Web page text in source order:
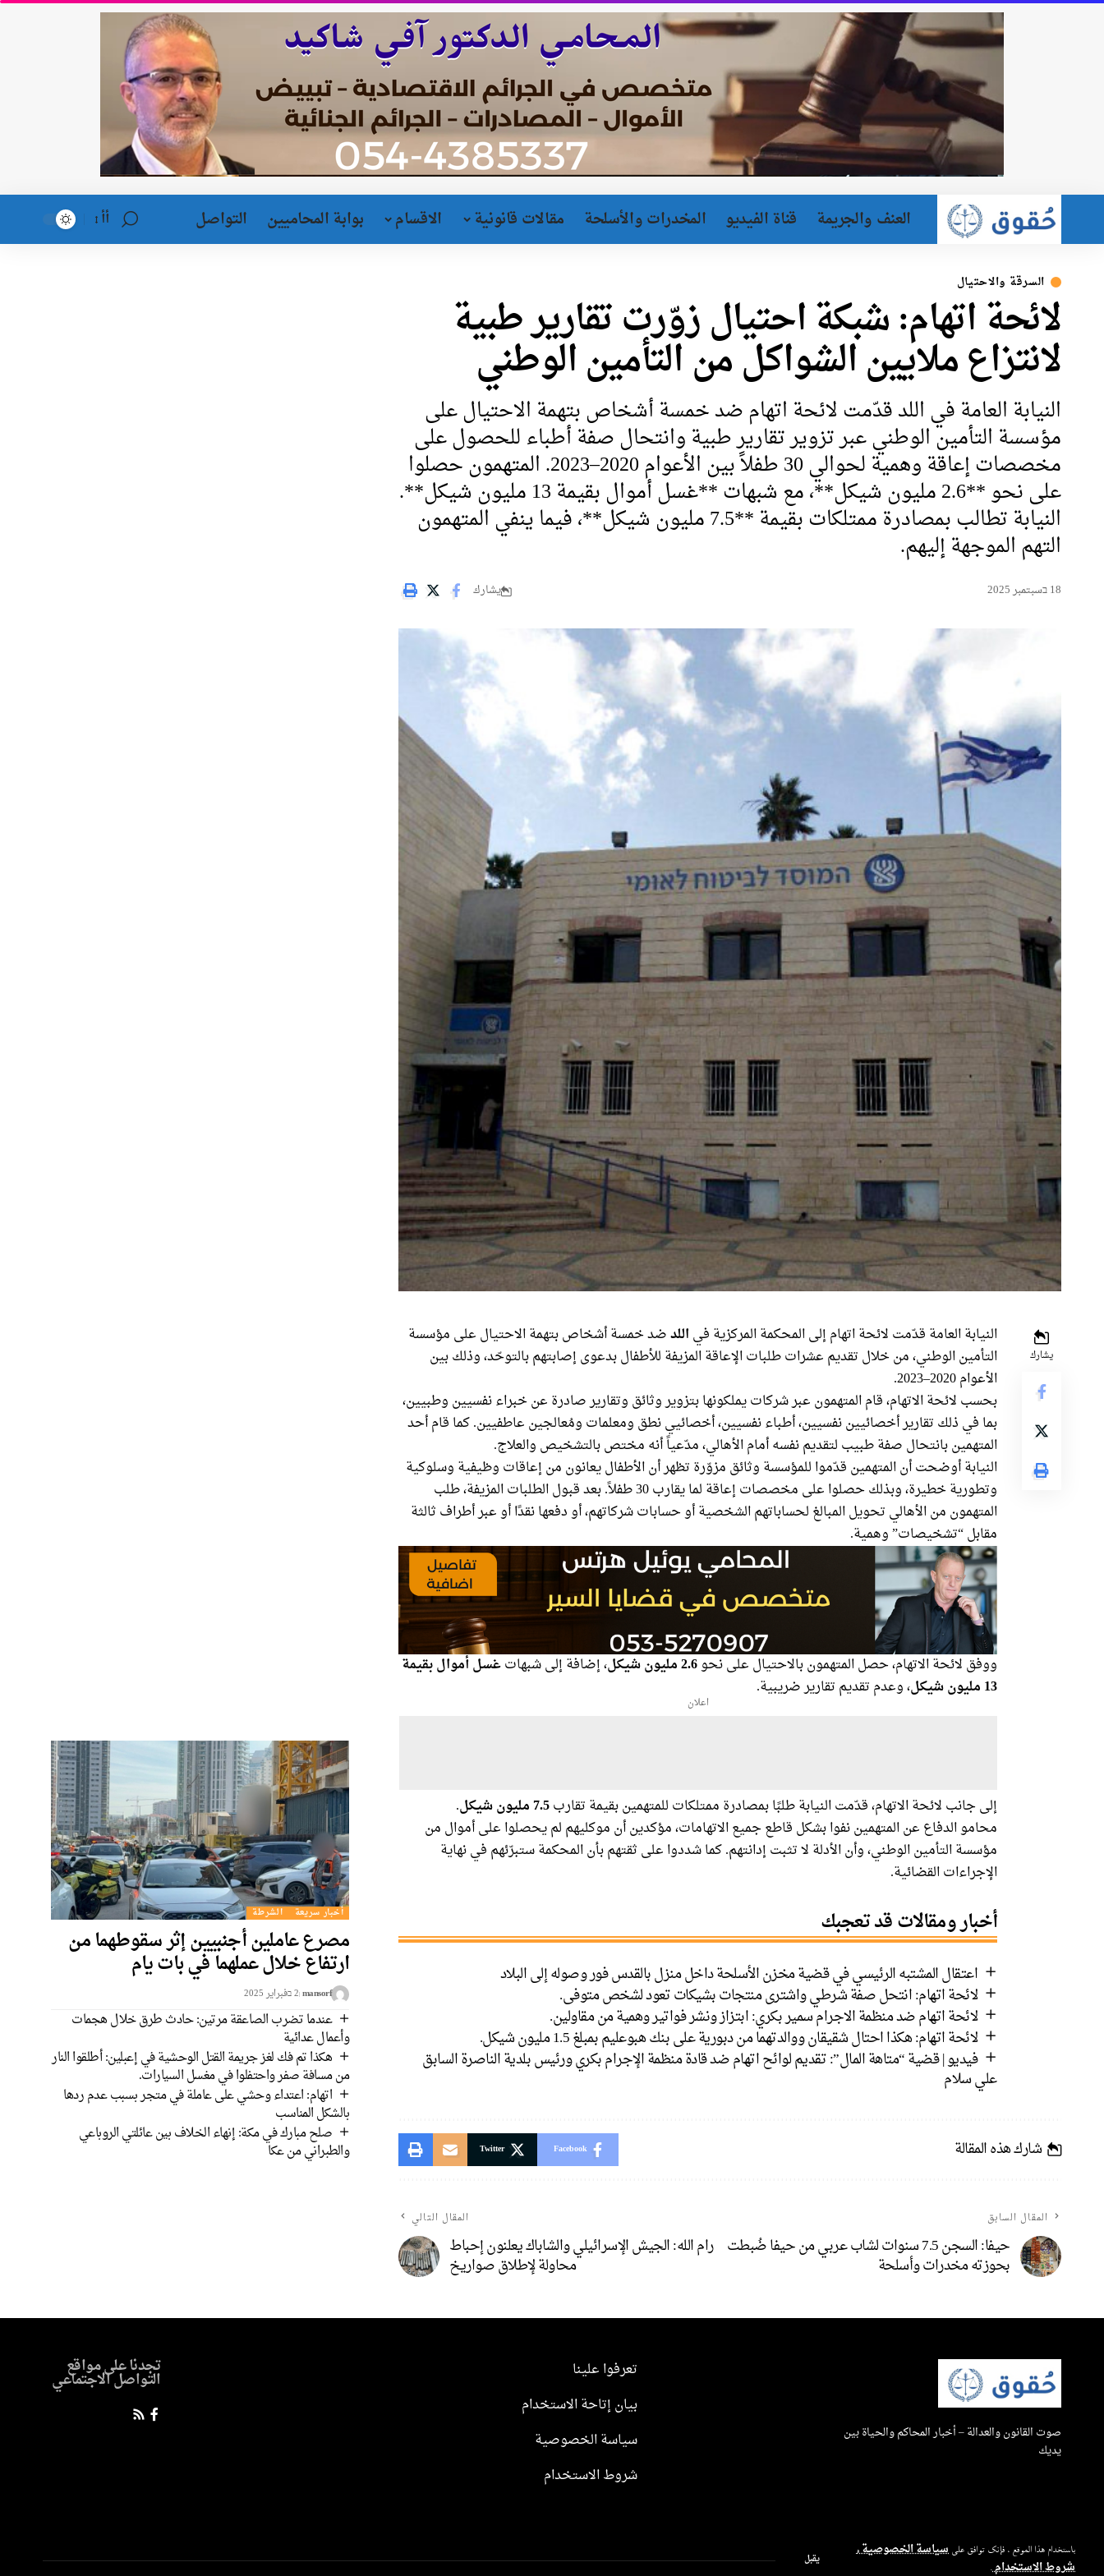
باستخدام هذا الموقع ، فإنك توافق على سياسة الخصوصيةو
شروط الاستخدام.
يقبل
العنف والجريمة قناة الفيديو المخدرات والأسلحة مقالات قانونية الاقسام بوابة المحاميين التواصل أأ
السرقة والاحتيال
لائحة اتهام: شبكة احتيال زوّرت تقارير طبية
لانتزاع ملايين الشواكل من التأمين الوطني
النيابة العامة في اللد قدّمت لائحة اتهام ضد خمسة أشخاص بتهمة الاحتيال على
مؤسسة التأمين الوطني عبر تزوير تقارير طبية وانتحال صفة أطباء للحصول على
مخصصات إعاقة وهمية لحوالي 30 طفلاً بين الأعوام 2020–2023. المتهمون حصلوا
على نحو **2.6 مليون شيكل**، مع شبهات **غسل أموال بقيمة 13 مليون شيكل**.
النيابة تطالب بمصادرة ممتلكات بقيمة **7.5 مليون شيكل**، فيما ينفي المتهمون
التهم الموجهة إليهم.
18 בسبتمبر 2025 يشارك
يشارك
النيابة العامة قدّمت لائحة اتهام إلى المحكمة المركزية في اللدضد خمسة أشخاص بتهمة الاحتيال على مؤسسة
التأمين الوطني، من خلال تقديم عشرات طلبات الإعاقة المزيفة للأطفال بدعوى إصابتهم بالتوحّد، وذلك بين
الأعوام 2020–2023.
بحسب لائحة الاتهام، قام المتهمون عبر شركات يملكونها بتزوير وثائق وتقارير صادرة عن خبراء نفسيين وطبيين،
بما في ذلك تقارير أخصائيين نفسيين، أطباء نفسيين، أخصائيي نطق ومعلمات ومُعالجين عاطفيين. كما قام أحد
المتهمين بانتحال صفة طبيب لتقديم نفسه أمام الأهالي، مدّعياً أنه مختص بالتشخيص والعلاج.
النيابة أوضحت أن المتهمين قدّموا للمؤسسة وثائق مزوّرة تظهر أن الأطفال يعانون من إعاقات وظيفية وسلوكية
وتطورية خطيرة، وبذلك حصلوا على مخصصات إعاقة لما يقارب 30 طفلاً. بعد قبول الطلبات المزيفة، طلب
المتهمون من الأهالي تحويل المبالغ لحساباتهم الشخصية أو حسابات شركاتهم، أو دفعها نقدًا أو عبر أطراف ثالثة
مقابل “تشخيصات” وهمية.
ووفق لائحة الاتهام، حصل المتهمون بالاحتيال على نحو2.6 مليون شيكل ، إضافة إلى شبهاتغسل أموال بقيمة
13 مليون شيكل
، وعدم تقديم تقارير ضريبية.
اعلان
إلى جانب لائحة الاتهام، قدّمت النيابة طلبًا بمصادرة ممتلكات للمتهمين بقيمة تقارب7.5 مليون شيكل
.
محامو الدفاع عن المتهمين نفوا بشكل قاطع جميع الاتهامات، مؤكدين أن موكليهم لم يحصلوا على أموال من
مؤسسة التأمين الوطني، وأن الأدلة لا تثبت إدانتهم. كما شددوا على ثقتهم بأن المحكمة ستبرّئهم في نهاية
الإجراءات القضائية.
أخبار ومقالات قد تعجبك
اعتقال المشتبه الرئيسي في قضية مخزن الأسلحة داخل منزل بالقدس فور وصوله إلى البلاد
لائحة اتهام: انتحل صفة شرطي واشترى منتجات بشيكات تعود لشخص متوفى.
لائحة اتهام ضد منظمة الاجرام سمير بكري: ابتزاز ونشر فواتير وهمية من مقاولين.
لائحة اتهام: هكذا احتال شقيقان ووالدتهما من دبورية على بنك هبوعليم بمبلغ 1.5 مليون شيكل.
فيديو | قضية “متاهة المال”: تقديم لوائح اتهام ضد قادة منظمة الإجرام بكري ورئيس بلدية الناصرة السابق
علي سلام
شارك هذه المقالة Facebook
Twitter
المقال السابق
حيفا: السجن 7.5 سنوات لشاب عربي من حيفا ضُبطت
بحوزته مخدرات وأسلحة
المقال التالي
رام الله: الجيش الإسرائيلي والشاباك يعلنون إحباط
محاولة لإطلاق صواريخ
أخبار سريعة الشرطة
مصرع عاملين أجنبيين إثر سقوطهما من
ارتفاع خلال عملهما في بات يام
mansorf2 בفبراير 2025
عندما تضرب الصاعقة مرتين: حادث طرق خلال هجمات
وأعمال عدائية
هكذا تم فك لغز جريمة القتل الوحشية في إعبلين: أطلقوا النار
من مسافة صفر واحتفلوا في مغسل السيارات.
اتهام: اعتداء وحشي على عاملة في متجر بسبب عدم ردها
بالشكل المناسب
صلح مبارك في مكة: إنهاء الخلاف بين عائلتي الروباعي
والطبراني من عكا
صوت القانون والعدالة – أخبار المحاكم والحياة بين
يديك
تعرفوا علينا
بيان إتاحة الاستخدام
سياسة الخصوصية
شروط الاستخدام
تجدنا على مواقع
التواصل الاجتماعي